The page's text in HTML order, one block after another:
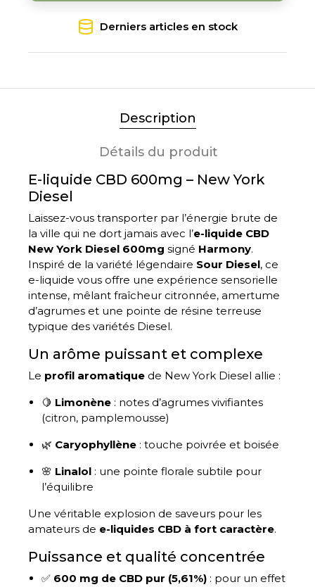
Derniers articles en stock
Description
Détails du produit
E-liquide CBD 600mg – New York
Diesel
Laissez-vous transporter par l’énergie brute de
la ville qui ne dort jamais avec l’e-liquide CBD
New York Diesel 600mg signé Harmony.
Inspiré de la variété légendaire Sour Diesel, ce
e-liquide vous offre une expérience sensorielle
intense, mêlant fraîcheur citronnée, amertume
d’agrumes et une pointe de résine terreuse
typique des variétés Diesel.
Un arôme puissant et complexe
Le profil aromatique de New York Diesel allie :
🍋 Limonène: notes d’agrumes vivifiantes
(citron, pamplemousse)
🌿 Caryophyllène: touche poivrée et boisée
🌸 Linalol: une pointe florale subtile pour
l’équilibre
Une véritable explosion de saveurs pour les
amateurs de e-liquides CBD à fort caractère.
Puissance et qualité concentrée
✅ 600 mg de CBD pur (5,61%): pour un effet